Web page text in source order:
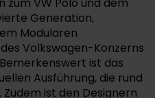
Generation,
Modularen
Volkswagen-Konzerns
ist das
Ausführung, die rund
ist den Designern